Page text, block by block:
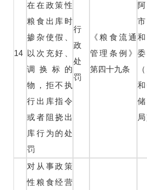
14
在在政策性
粮食出库时
掺杂使假、
以次充好、
调换标的
物，拒不执
行出库指令
或者阻挠出
库行为的处
罚
行
政
处
罚
《粮食流通
管理条例》
第四十九条
局
对从事政策
性粮食经营